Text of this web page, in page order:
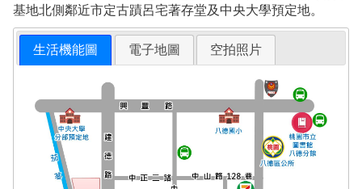
基地北側鄰近市定古蹟呂宅著存堂及中央大學預定地。
生活機能圖 電子地圖 空拍照片